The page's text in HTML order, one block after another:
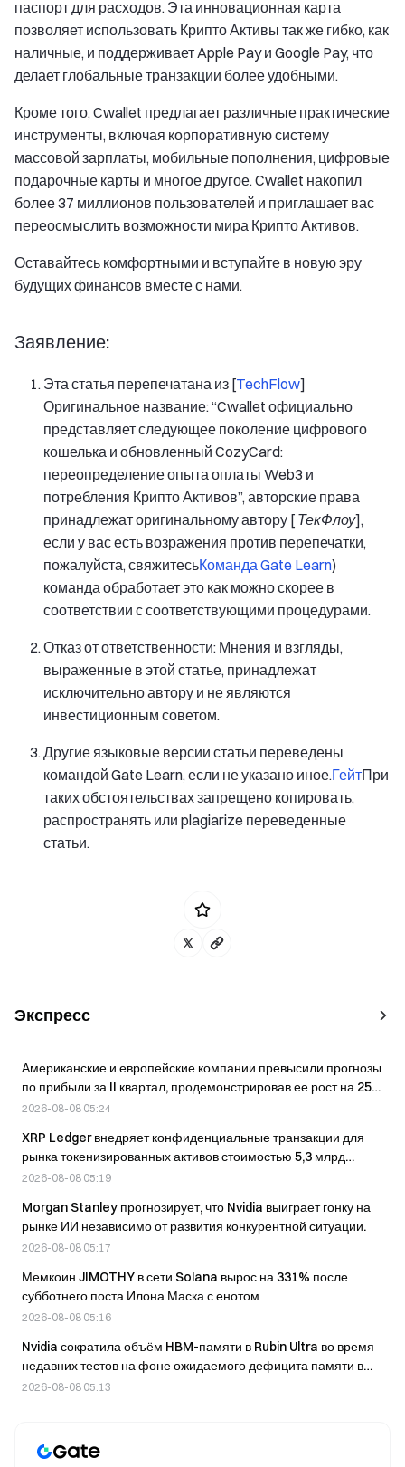
паспорт для расходов. Эта инновационная карта
позволяет использовать Крипто Активы так же гибко, как
наличные, и поддерживает Apple Pay и Google Pay, что
делает глобальные транзакции более удобными.
Кроме того, Cwallet предлагает различные практические
инструменты, включая корпоративную систему
массовой зарплаты, мобильные пополнения, цифровые
подарочные карты и многое другое. Cwallet накопил
более 37 миллионов пользователей и приглашает вас
переосмыслить возможности мира Крипто Активов.
Оставайтесь комфортными и вступайте в новую эру
будущих финансов вместе с нами.
Заявление:
Эта статья перепечатана из [TechFlow]
Оригинальное название: “Cwallet официально
представляет следующее поколение цифрового
кошелька и обновленный CozyCard:
переопределение опыта оплаты Web3 и
потребления Крипто Активов”, авторские права
принадлежат оригинальному автору [ ТекФлоу],
если у вас есть возражения против перепечатки,
пожалуйста, свяжитесьКоманда Gate Learn)
команда обработает это как можно скорее в
соответствии с соответствующими процедурами.
Отказ от ответственности: Мнения и взгляды,
выраженные в этой статье, принадлежат
исключительно автору и не являются
инвестиционным советом.
Другие языковые версии статьи переведены
командой Gate Learn, если не указано иное.ГейтПри
таких обстоятельствах запрещено копировать,
распространять или plagiarize переведенные
статьи.
Экспресс
Американские и европейские компании превысили прогнозы
по прибыли за II квартал, продемонстрировав ее рост на 25%
и 23% соответственно.
2026-08-08 05:24
XRP Ledger внедряет конфиденциальные транзакции для
рынка токенизированных активов стоимостью 5,3 млрд
долларов
2026-08-08 05:19
Morgan Stanley прогнозирует, что Nvidia выиграет гонку на
рынке ИИ независимо от развития конкурентной ситуации.
2026-08-08 05:17
Мемкоин JIMOTHY в сети Solana вырос на 331% после
субботнего поста Илона Маска с енотом
2026-08-08 05:16
Nvidia сократила объём HBM-памяти в Rubin Ultra во время
недавних тестов на фоне ожидаемого дефицита памяти в
2027 году.
2026-08-08 05:13